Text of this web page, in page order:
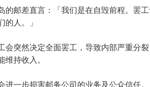
的邮差直言：「我们是在自毁前程。罢
的人。」
会突然决定全面罢工，导致内部严重分
持收入。
进一步损害邮务公司的业务及公众信任。